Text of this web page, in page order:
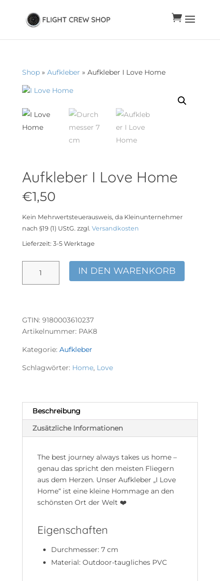

Shop» Aufkleber » Aufkleber I Love Home
Aufkleber I Love Home
€1,50
Kein Mehrwertsteuerausweis, da Kleinunternehmer
nach §19 (1) UStG. zzgl. Versandkosten
Lieferzeit: 3-5 Werktage
IN DEN WARENKORB
GTIN: 9180003610237
Artikelnummer: PAK8
Kategorie: Aufkleber
Schlagwörter: Home, Love
Beschreibung
Zusätzliche Informationen
The best journey always takes us home –
genau das spricht den meisten Fliegern
aus dem Herzen. Unser Aufkleber „I Love
Home“ ist eine kleine Hommage an den
schönsten Ort der Welt ❤️
Eigenschaften
Durchmesser: 7 cm
Material: Outdoor-taugliches PVC